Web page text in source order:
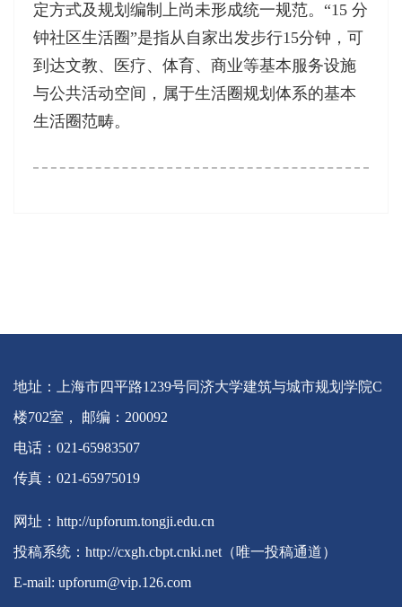
定方式及规划编制上尚未形成统一规范。“15 分
钟社区生活圈”是指从自家出发步行15分钟，可
到达文教、医疗、体育、商业等基本服务设施
与公共活动空间，属于生活圈规划体系的基本
生活圈范畴。
地址：上海市四平路1239号同济大学建筑与城市规划学院C
楼702室， 邮编：200092
电话：021-65983507
传真：021-65975019
网址：http://upforum.tongji.edu.cn
投稿系统：http://cxgh.cbpt.cnki.net（唯一投稿通道）
E-mail: upforum@vip.126.com